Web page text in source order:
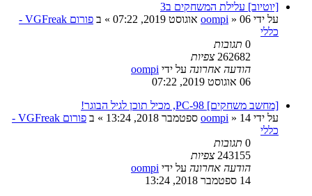
[יוטיוב] עלילת המשחקים ב3
על ידי
oompi » 06 אוגוסט 2019, 07:22 » ב
פורום VGFreak -
כללי
0 תגובות
262682 צפיות
הודעה אחרונה על ידי oompi
06 אוגוסט 2019, 07:22
[מחשב משחקים] PC-98, מכיל תוכן לגיל הבוגר!
על ידי
oompi » 14 ספטמבר 2018, 13:24 » ב
פורום VGFreak -
כללי
0 תגובות
243155 צפיות
הודעה אחרונה על ידי oompi
14 ספטמבר 2018, 13:24